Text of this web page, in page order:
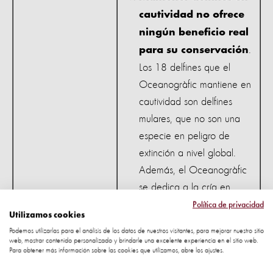
cautividad no ofrece
ningún beneficio real
para su conservación
Los 18 delfines que el
Oceanogràfic mantiene en
cautividad son delfines
mulares, que no son una
especie en peligro de
extinción a nivel global.
Además, el Oceanogràfic
se dedica a la cría en
cautividad para mantener o
cautiva para sus
espectáculos, no para
Política de privacidad
Utilizamos cookies
Podemos utilizarlas para el análisis de los datos de nuestros visitantes, para mejorar nuestro sitio
web, mostrar contenido personalizado y brindarle una excelente experiencia en el sitio web.
Para obtener más información sobre las cookies que utilizamos, abre los ajustes.